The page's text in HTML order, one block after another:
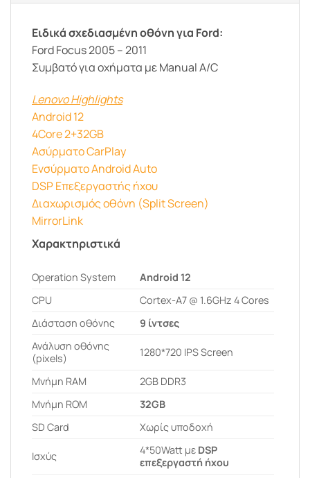
Ειδικά σχεδιασμένη οθόνη για Ford:
Ford Focus 2005 – 2011
Συμβατό για οχήματα με Manual A/C
Lenovo Highlights
Android 12
4Core 2+32GB
Ασύρματο CarPlay
Ενσύρματο Android Auto
DSP Επεξεργαστής ήχου
Διαχωρισμός οθόνη (Split Screen)
MirrorLink
Χαρακτηριστικά
Operation System
Android 12
CPU
Cortex-A7 @ 1.6GHz 4 Cores
Διάσταση οθόνης
9 ίντσες
Ανάλυση οθόνης
(pixels)
1280*720 IPS Screen
Μνήμη RAM
2GB DDR3
Μνήμη ROM
32GB
SD Card
Χωρίς υποδοχή
Ισχύς 4*50Watt με DSP
επεξεργαστή ήχου